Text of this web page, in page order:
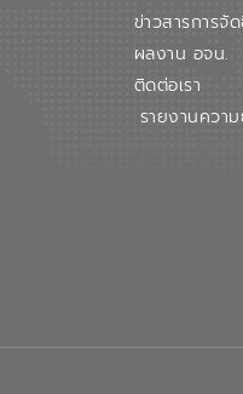
ข่าวสารการจั
ผลงาน อจน.
ติดต่อเรา
รายงานควา